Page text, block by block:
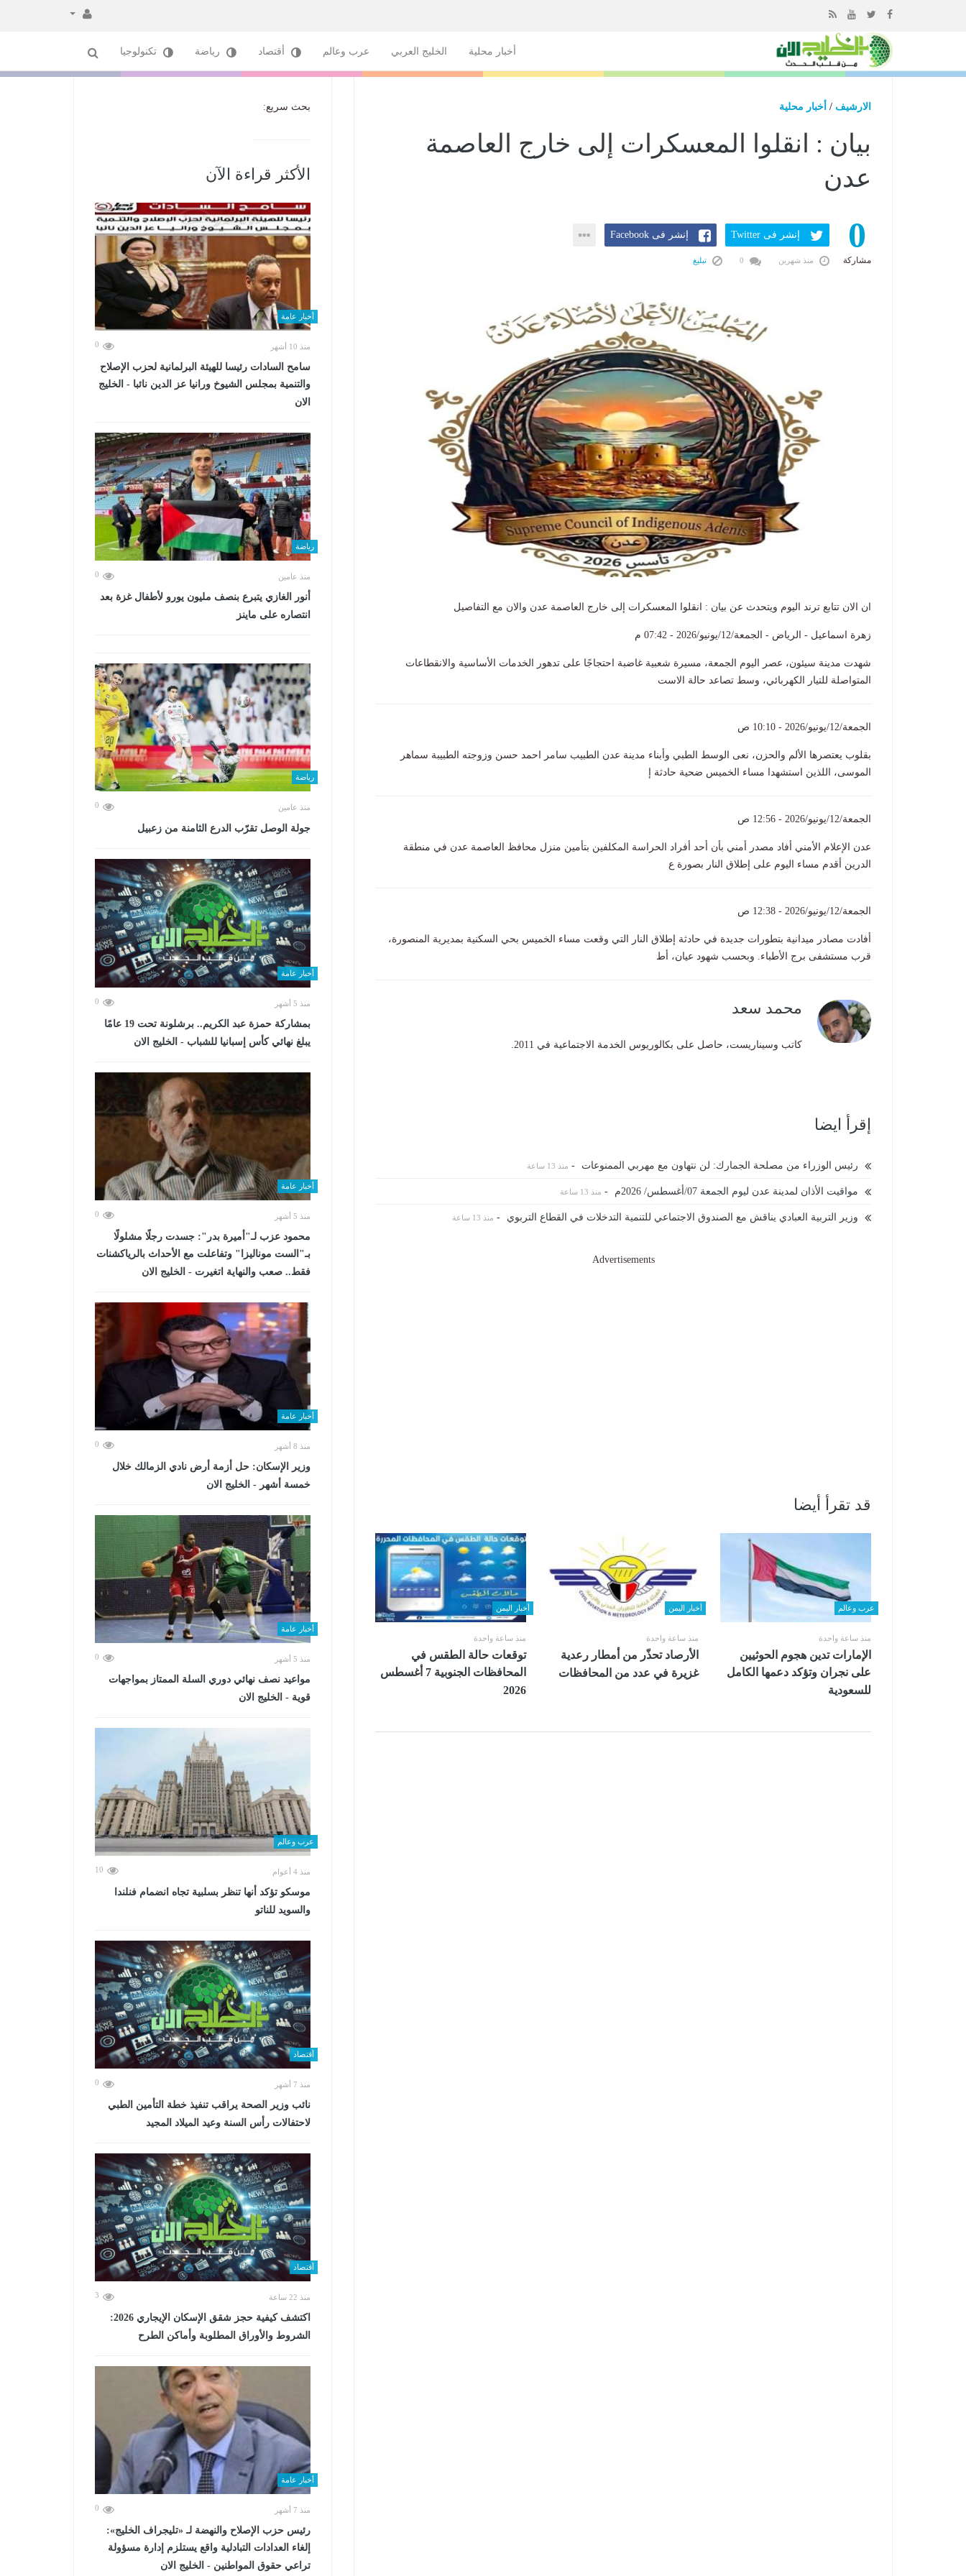
المحتوى
أخبار محلية الخليج العربي عرب وعالم أقتصاد رياضة تكنولوجيا
الارشيف / أخبار محلية
بيان : انقلوا المعسكرات إلى خارج العاصمة
عدن
0
مشاركة
إنشر فى Twitter إنشر فى Facebook
منذ شهرين تبليغ
ان الان تتابع ترند اليوم ويتحدث عن بيان : انقلوا المعسكرات إلى خارج العاصمة عدن والان مع التفاصيل
زهرة اسماعيل - الرياض - الجمعة/12/يونيو/2026 - 07:42 م
شهدت مدينة سيئون، عصر اليوم الجمعة، مسيرة شعبية غاضبة احتجاجًا على تدهور الخدمات الأساسية والانقطاعات
المتواصلة للتيار الكهربائي، وسط تصاعد حالة الاست
الجمعة/12/يونيو/2026 - 10:10 ص
بقلوب يعتصرها الألم والحزن، نعى الوسط الطبي وأبناء مدينة عدن الطبيب سامر احمد حسن وزوجته الطبيبة سماهر
الموسى، اللذين استشهدا مساء الخميس ضحية حادثة إ
الجمعة/12/يونيو/2026 - 12:56 ص
عدن الإعلام الأمني أفاد مصدر أمني بأن أحد أفراد الحراسة المكلفين بتأمين منزل محافظ العاصمة عدن في منطقة
الدرين أقدم مساء اليوم على إطلاق النار بصورة ع
الجمعة/12/يونيو/2026 - 12:38 ص
أفادت مصادر ميدانية بتطورات جديدة في حادثة إطلاق النار التي وقعت مساء الخميس بحي السكنية بمديرية المنصورة،
قرب مستشفى برج الأطباء. وبحسب شهود عيان، أط
محمد سعد
كاتب وسيناريست، حاصل على بكالوريوس الخدمة الاجتماعية في 2011.
إقرأ ايضا
رئيس الوزراء من مصلحة الجمارك: لن نتهاون مع مهربي الممنوعات - منذ 13 ساعة
مواقيت الأذان لمدينة عدن ليوم الجمعة 07/أغسطس/ 2026م - منذ 13 ساعة
وزير التربية العبادي يناقش مع الصندوق الاجتماعي للتنمية التدخلات في القطاع التربوي - منذ 13 ساعة
Advertisements
قد تقرأ أيضا
عرب وعالم
منذ ساعة واحدة
الإمارات تدين هجوم الحوثيين
على نجران وتؤكد دعمها الكامل
للسعودية
أخبار اليمن
منذ ساعة واحدة
الأرصاد تحذّر من أمطار رعدية
غزيرة في عدد من المحافظات
أخبار اليمن
منذ ساعة واحدة
توقعات حالة الطقس في
المحافظات الجنوبية 7 أغسطس
2026
بحث سريع:
الأكثر قراءة الآن
أخبار عامة
منذ 10 أشهر 0
سامح السادات رئيسا للهيئة البرلمانية لحزب الإصلاح
والتنمية بمجلس الشيوخ ورانيا عز الدين نائبا - الخليج
الان
رياضة
منذ عامين 0
أنور الغازي يتبرع بنصف مليون يورو لأطفال غزة بعد
انتصاره على ماينز
رياضة
منذ عامين 0
جولة الوصل تقرّب الدرع الثامنة من زعبيل
أخبار عامة
منذ 5 أشهر 0
بمشاركة حمزة عبد الكريم.. برشلونة تحت 19 عامًا
يبلغ نهائي كأس إسبانيا للشباب - الخليج الان
أخبار عامة
منذ 5 أشهر 0
محمود عزب لـ"أميرة بدر": جسدت رجلًا مشلولًا
بـ"الست موناليزا" وتفاعلت مع الأحداث بالرياكشنات
فقط.. صعب والنهاية اتغيرت - الخليج الان
أخبار عامة
منذ 8 أشهر 0
وزير الإسكان: حل أزمة أرض نادي الزمالك خلال
خمسة أشهر - الخليج الان
أخبار عامة
منذ 5 أشهر 0
مواعيد نصف نهائي دوري السلة الممتاز بمواجهات
قوية - الخليج الان
عرب وعالم
منذ 4 أعوام 10
موسكو تؤكد أنها تنظر بسلبية تجاه انضمام فنلندا
والسويد للناتو
أقتصاد
منذ 7 أشهر 0
نائب وزير الصحة يراقب تنفيذ خطة التأمين الطبي
لاحتفالات رأس السنة وعيد الميلاد المجيد
أقتصاد
منذ 22 ساعة 3
اكتشف كيفية حجز شقق الإسكان الإيجاري 2026:
الشروط والأوراق المطلوبة وأماكن الطرح
أخبار عامة
منذ 7 أشهر 0
رئيس حزب الإصلاح والنهضة لـ «تليجراف الخليج»:
إلغاء العدادات التبادلية واقع يستلزم إدارة مسؤولة
تراعي حقوق المواطنين - الخليج الان